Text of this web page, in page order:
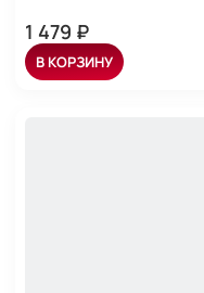
1 479 ₽
В КОРЗИНУ